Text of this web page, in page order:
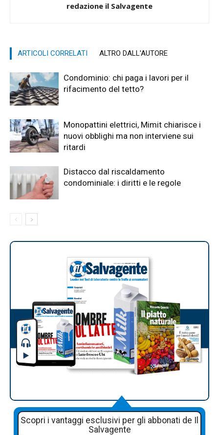
redazione il Salvagente
ARTICOLI CORRELATI ALTRO DALL'AUTORE
Condominio: chi paga i lavori per il
rifacimento del tetto?
Monopattini elettrici, Mimit chiarisce i
nuovi obblighi ma non interviene sui
ritardi
Distacco dal riscaldamento
condominiale: i diritti e le regole
Scopri i vantaggi esclusivi per gli abbonati de Il
Salvagente